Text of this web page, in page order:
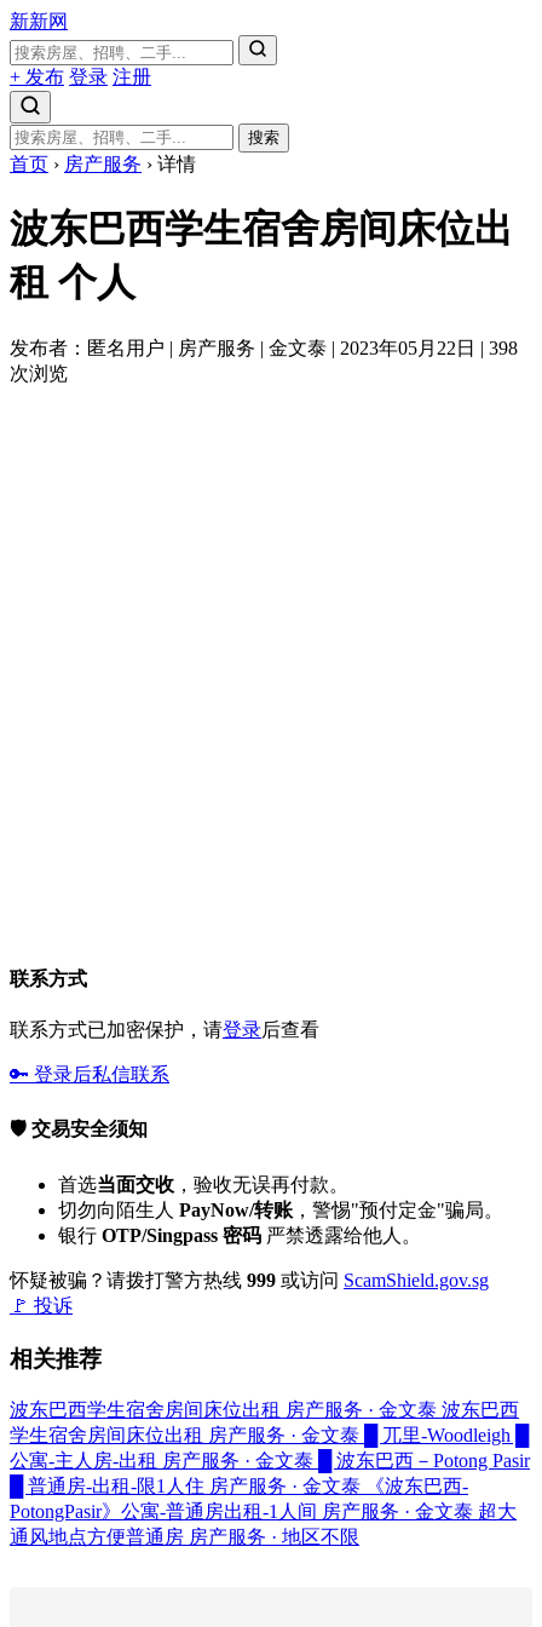
新新网
+ 发布 登录 注册
搜索
首页 › 房产服务 › 详情
波东巴西学生宿舍房间床位出
租个人
发布者：匿名用户 | 房产服务 | 金文泰 | 2023年05月22日 | 398
次浏览
联系方式
联系方式已加密保护，请登录后查看
🔑 登录后私信联系
🛡️ 交易安全须知
首选当面交收 ，验收无误再付款。
切勿向陌生人 PayNow/转账 ，警惕"预付定金"骗局。
银行 OTP/Singpass 密码 严禁透露给他人。
怀疑被骗？请拨打警方热线 999 或访问 ScamShield.gov.sg
🚩 投诉
相关推荐
波东巴西学生宿舍房间床位出租 房产服务 · 金文泰 波东巴西
学生宿舍房间床位出租 房产服务 · 金文泰
█ 兀里-Woodleigh █
公寓-主人房-出租 房产服务 · 金文泰
█ 波东巴西－Potong Pasir
█ 普通房-出租-限1人住 房产服务 · 金文泰
《波东巴西-
PotongPasir》公寓-普通房出租-1人间 房产服务 · 金文泰 超大
通风地点方便普通房 房产服务 · 地区不限